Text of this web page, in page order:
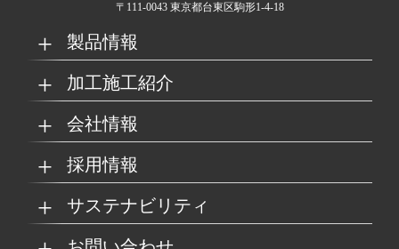
〒111-0043 東京都台東区駒形1-4-18
製品情報
MKブランド製品 新商品紹介
取扱製品情報
加工施工紹介
グループの総合力 乗り物
工場
会社情報
会社概要 経営理念
採用情報
マイナビ採用ページ
サステナビリティ